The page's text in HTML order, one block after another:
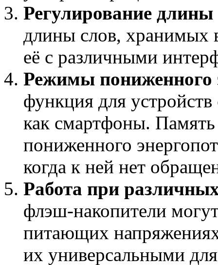
Регулирование длины
длины слов, хранимых
её с различными
Режимы пониженного
функция для
как смартфоны.
пониженного
когда к ней нет
Работа при
флэш-накопители
питающих
их универсальными